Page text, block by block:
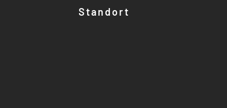
Standort